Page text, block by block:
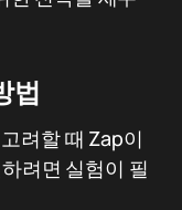
법
려할 때 Zap이
려면 실험이 필